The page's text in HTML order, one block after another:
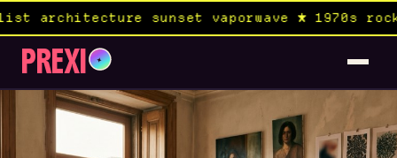
sunset vaporwave ★ 1970s rock
PREXI ✦